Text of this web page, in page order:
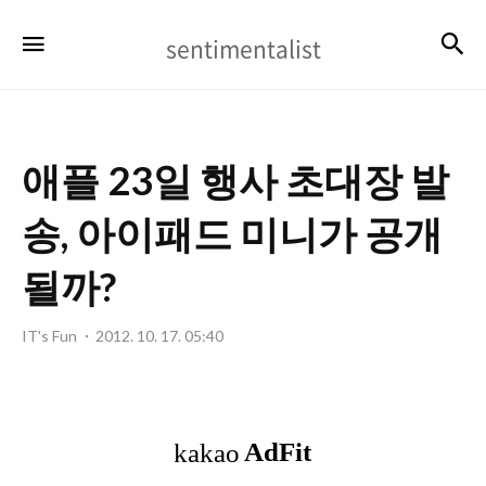
sentimentalist
애플 23일 행사 초대장 발
송, 아이패드 미니가 공개
될까?
IT's Fun 2012. 10. 17. 05:40